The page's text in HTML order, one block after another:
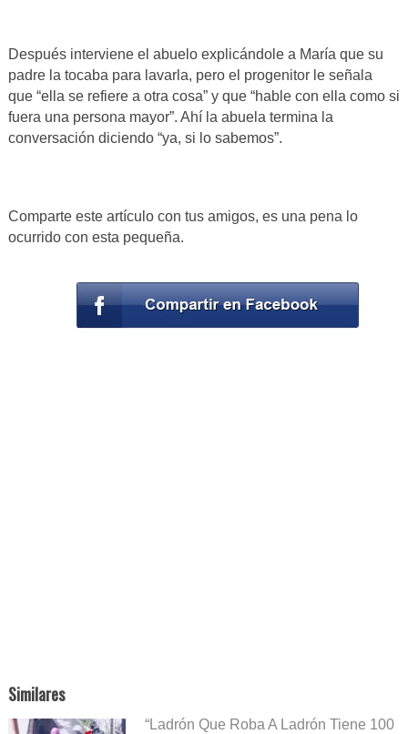
Después interviene el abuelo explicándole a María que su
padre la tocaba para lavarla, pero el progenitor le señala
que “ella se refiere a otra cosa” y que “hable con ella como si
fuera una persona mayor”. Ahí la abuela termina la
conversación diciendo “ya, si lo sabemos”.
Comparte este artículo con tus amigos, es una pena lo
ocurrido con esta pequeña.
Similares
“Ladrón Que Roba A Ladrón Tiene 100